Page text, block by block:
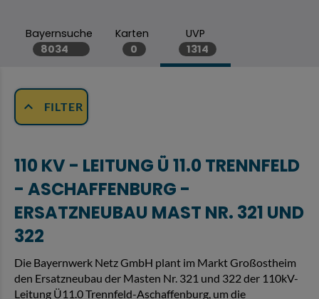
Bayernsuche
8034
Karten
0
UVP
1314
expand_more FILTER